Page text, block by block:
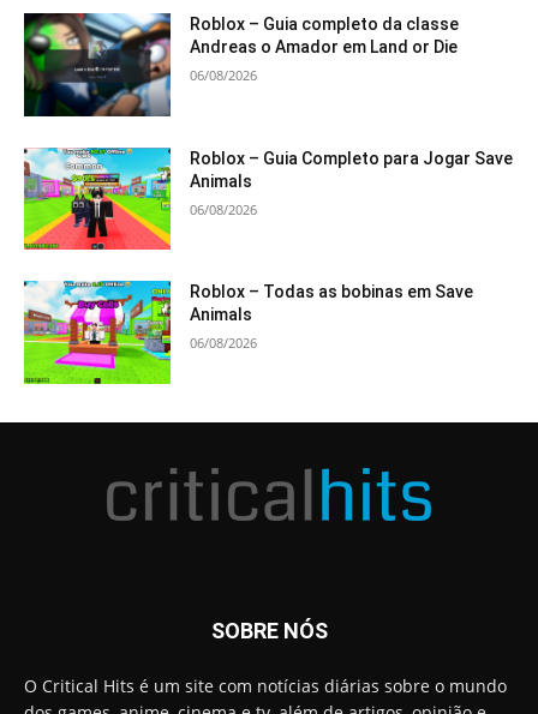
Roblox – Guia completo da classe
Andreas o Amador em Land or Die
06/08/2026
Roblox – Guia Completo para Jogar Save
Animals
06/08/2026
Roblox – Todas as bobinas em Save
Animals
06/08/2026
SOBRE NÓS
O Critical Hits é um site com notícias diárias sobre o mundo